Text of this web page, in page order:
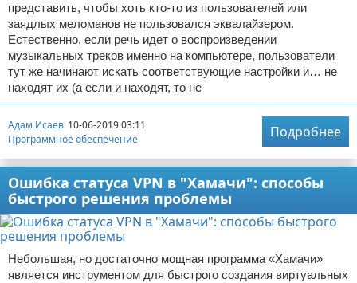
представить, чтобы хоть кто-то из пользователей или
заядлых меломанов не пользовался эквалайзером.
Естественно, если речь идет о воспроизведении
музыкальных треков именно на компьютере, пользователи
тут же начинают искать соответствующие настройки и… не
находят их (а если и находят, то не
Адам Исаев 10-06-2019 03:11
Программное обеспечение
Подробнее
Ошибка статуса VPN в "Хамачи": способы
быстрого решения проблемы
Небольшая, но достаточно мощная программа «Хамачи»
является инструментом для быстрого создания виртуальных